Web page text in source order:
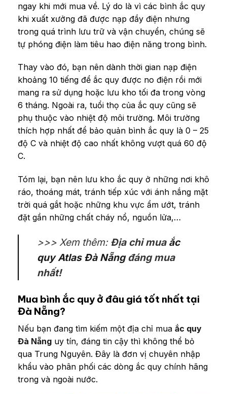
ngay khi mới mua về. Lý do là vì các bình ắc quy
khi xuất xưởng đã được nạp đầy điện nhưng
trong quá trình lưu trữ và vận chuyển, chúng sẽ
tự phóng điện làm tiêu hao điện năng trong bình.
Thay vào đó, bạn nên dành thời gian nạp điện
khoảng 10 tiếng để ắc quy được no điện rồi mới
mang ra sử dụng hoặc lưu kho tối đa trong vòng
6 tháng. Ngoài ra, tuổi thọ của ắc quy cũng sẽ
phụ thuộc vào nhiệt độ môi trường. Môi trường
thích hợp nhất để bảo quản bình ắc quy là 0 – 25
độ C và nhiệt độ cao nhất không vượt quá 60 độ
C.
Tóm lại, bạn nên lưu kho ắc quy ở những nơi khô
ráo, thoáng mát, tránh tiếp xúc với ánh nắng mặt
trời quá gắt hoặc những khu vực ẩm ướt, tránh
đặt gần những chất cháy nổ, nguồn lửa,…
>>> Xem thêm: Địa chỉ mua ắc
quy Atlas Đà Nẵngđáng mua
nhất!
Mua bình ắc quy ở đâu giá tốt nhất tại
Đà Nẵng?
Nếu bạn đang tìm kiếm một địa chỉ mua ắc quy
Đà Nẵng uy tín, đáng tin cậy thì không thể bỏ
qua Trung Nguyên. Đây là đơn vị chuyên nhập
khẩu vào phân phối các dòng ắc quy chính hãng
trong và ngoài nước.